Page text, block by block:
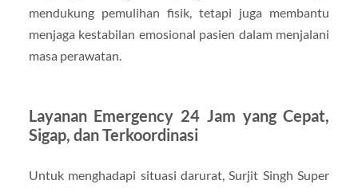
mendukung pemulihan fisik, tetapi juga membantu
menjaga kestabilan emosional pasien dalam menjalani
masa perawatan.
Layanan Emergency 24 Jam yang Cepat,
Sigap, dan Terkoordinasi
Untuk menghadapi situasi darurat, Surjit Singh Super